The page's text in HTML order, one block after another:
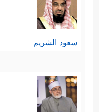
سعود الشريم